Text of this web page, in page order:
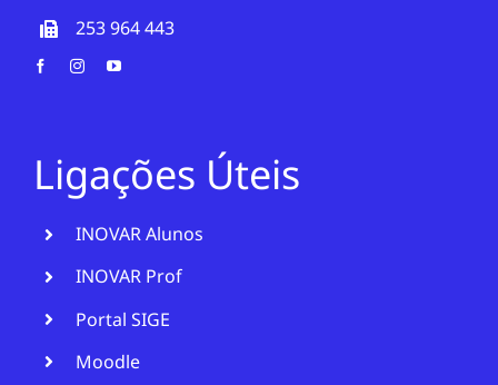
253 964 443
Ligações Úteis
INOVAR Alunos
INOVAR Prof
Portal SIGE
Moodle